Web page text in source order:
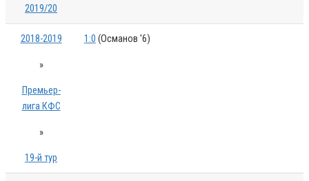
2019/20
2018-2019
»
Премьер-
лига КФС
»
19-й тур
1:0 (Османов '6)